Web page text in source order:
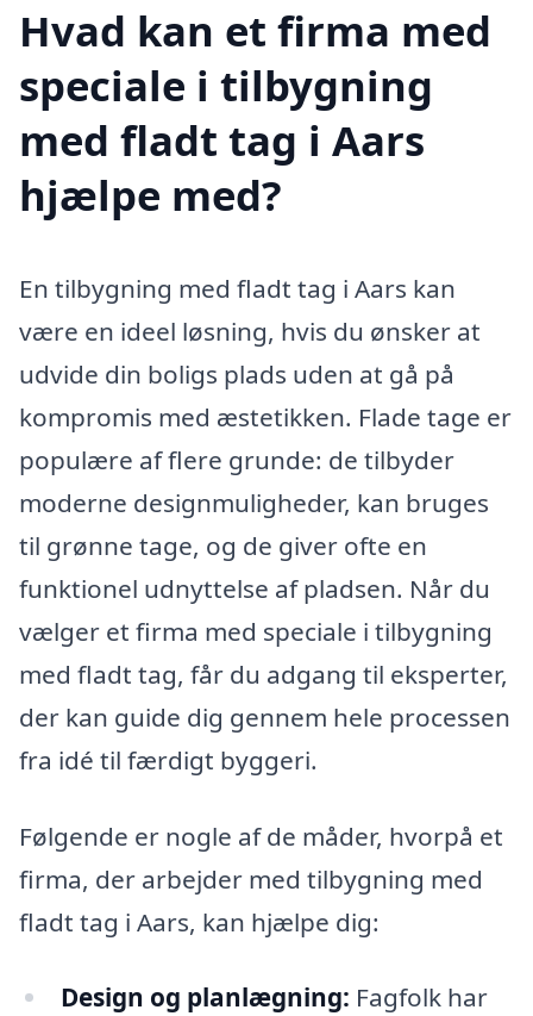
Hvad kan et firma med
speciale i tilbygning
med fladt tag i Aars
hjælpe med?
En tilbygning med fladt tag i Aars kan
være en ideel løsning, hvis du ønsker at
udvide din boligs plads uden at gå på
kompromis med æstetikken. Flade tage er
populære af flere grunde: de tilbyder
moderne designmuligheder, kan bruges
til grønne tage, og de giver ofte en
funktionel udnyttelse af pladsen. Når du
vælger et firma med speciale i tilbygning
med fladt tag, får du adgang til eksperter,
der kan guide dig gennem hele processen
fra idé til færdigt byggeri.
Følgende er nogle af de måder, hvorpå et
firma, der arbejder med tilbygning med
fladt tag i Aars, kan hjælpe dig:
Design og planlægning: Fagfolk har